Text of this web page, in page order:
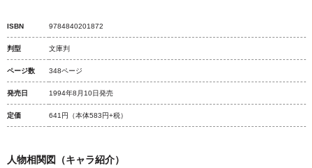
ISBN 9784840201872
判型 文庫判
ページ数 348ページ
発売日 1994年8月10日発売
定価 641円 （本体583円+税）
人物相関図（キャラ紹介）